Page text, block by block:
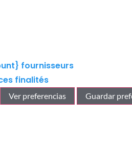
fournisseurs
finalités
Ver preferencias Guardar